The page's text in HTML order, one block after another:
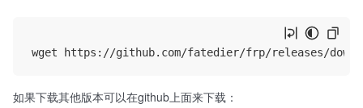
如果下载其他版本可以在github上面来下载：